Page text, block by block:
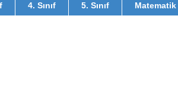
4. Sınıf 5. Sınıf Matematik